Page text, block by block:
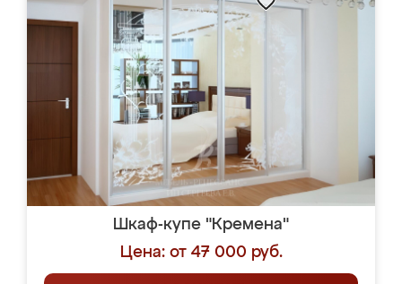
Шкаф-купе "Кремена"
Цена: от 47 000 руб.